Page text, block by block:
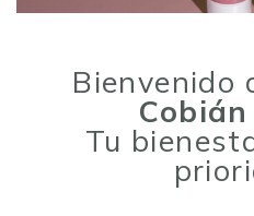
Bienvenido
Tu